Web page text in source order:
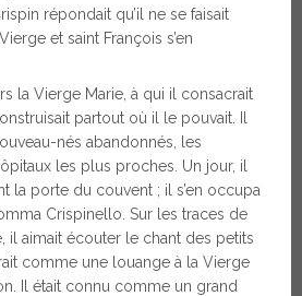
répondait qu’il ne se faisait
et saint François s’en
la Vierge Marie, à qui il consacrait
partout où il le pouvait. Il
nés abandonnés, les
les plus proches. Un jour, il
la porte du couvent ; il s’en occupa
Crispinello. Sur les traces de
il aimait écouter le chant des petits
comme une louange à la Vierge
Il était connu comme un grand